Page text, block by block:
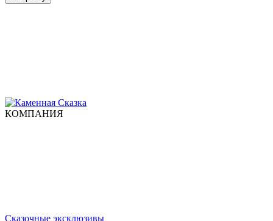
КОМПАНИЯ
Сказочные эксклюзивы